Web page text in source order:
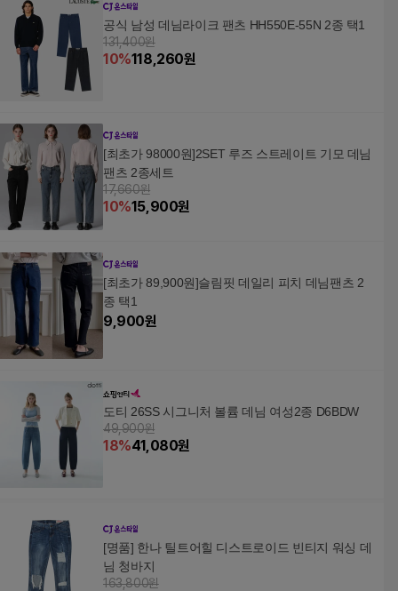
공식 남성 데님라이크 팬츠 HH550E-55N 2종 택1
131,400원
10%118,260원
[최초가 98000원]2SET 루즈 스트레이트 기모 데님
팬츠 2종세트
17,660원
10%15,900원
[최초가 89,900원]슬림핏 데일리 피치 데님팬츠 2
종 택1
9,900원
도티 26SS 시그니처 볼륨 데님 여성2종 D6BDW
49,900원
18%41,080원
[명품] 한나 틸트어힐 디스트로이드 빈티지 워싱 데
님 청바지
163,800원